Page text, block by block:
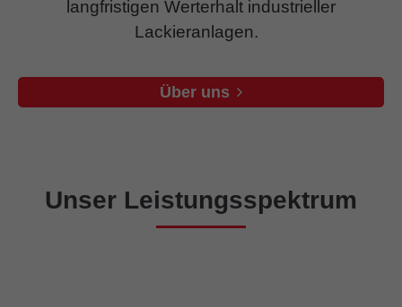
langfristigen Werterhalt industrieller
Lackieranlagen.
Über uns
Unser Leistungsspektrum